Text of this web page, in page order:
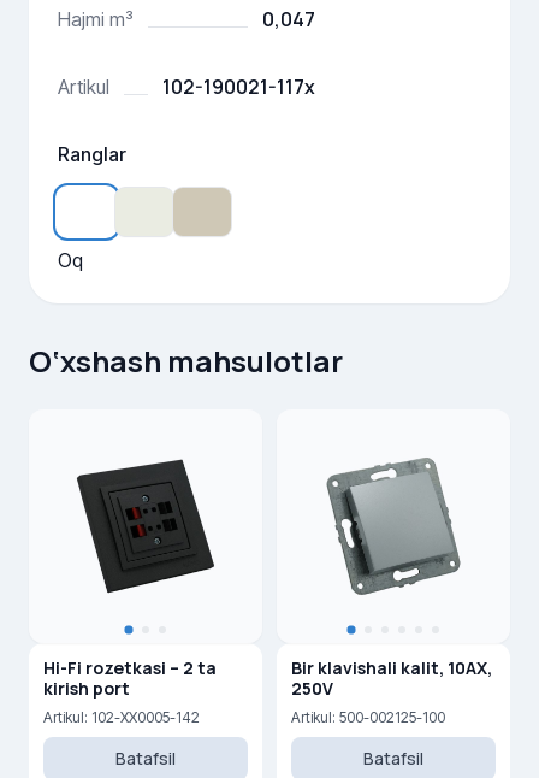
Hajmi m³ 0,047
Artikul 102-190021-117x
Ranglar
Oq
O‘xshash mahsulotlar
Hi-Fi rozetkasi – 2 ta
kirish port
Artikul: 102-XX0005-142
Batafsil
Bir klavishali kalit, 10AX,
250V
Artikul: 500-002125-100
Batafsil